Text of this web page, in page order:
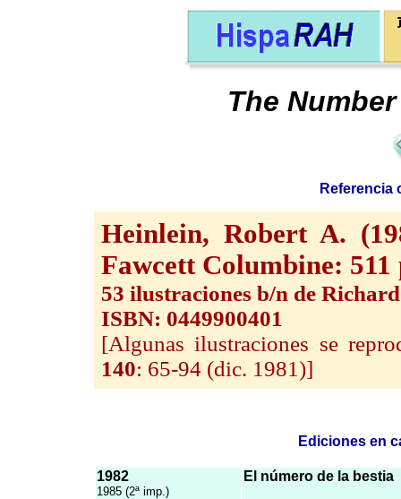
The
Referencia
Heinlein, Robert A.
Fawcett Columbine: 511
53 ilustraciones b/n de
ISBN: 0449900401
[Algunas ilustraciones se
140: 65-94 (dic. 1981)]
Ediciones en
1982
1985 (2ª imp.)
El número de la bestia